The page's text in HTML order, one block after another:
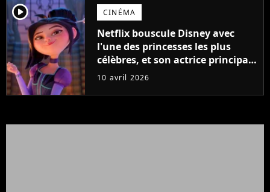
player2 CINÉMA
Netflix bouscule Disney avec
l'une des princesses les plus
célèbres, et son actrice principale
est un choix parfait
10 avril 2026